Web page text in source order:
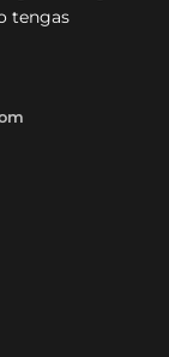
tengas